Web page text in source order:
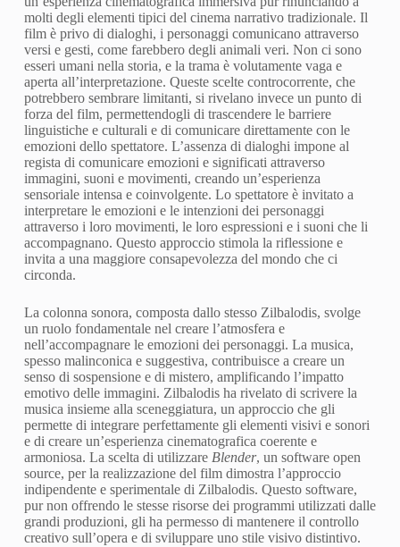
molti degli elementi tipici del cinema narrativo tradizionale. Il
film è privo di dialoghi, i personaggi comunicano attraverso
versi e gesti, come farebbero degli animali veri. Non ci sono
esseri umani nella storia, e la trama è volutamente vaga e
aperta all’interpretazione. Queste scelte controcorrente, che
potrebbero sembrare limitanti, si rivelano invece un punto di
forza del film, permettendogli di trascendere le barriere
linguistiche e culturali e di comunicare direttamente con le
emozioni dello spettatore. L’assenza di dialoghi impone al
regista di comunicare emozioni e significati attraverso
immagini, suoni e movimenti, creando un’esperienza
sensoriale intensa e coinvolgente. Lo spettatore è invitato a
interpretare le emozioni e le intenzioni dei personaggi
attraverso i loro movimenti, le loro espressioni e i suoni che li
accompagnano. Questo approccio stimola la riflessione e
invita a una maggiore consapevolezza del mondo che ci
circonda.
La colonna sonora, composta dallo stesso Zilbalodis, svolge
un ruolo fondamentale nel creare l’atmosfera e
nell’accompagnare le emozioni dei personaggi. La musica,
spesso malinconica e suggestiva, contribuisce a creare un
senso di sospensione e di mistero, amplificando l’impatto
emotivo delle immagini. Zilbalodis ha rivelato di scrivere la
musica insieme alla sceneggiatura, un approccio che gli
permette di integrare perfettamente gli elementi visivi e sonori
e di creare un’esperienza cinematografica coerente e
armoniosa. La scelta di utilizzare Blender, un software open
source, per la realizzazione del film dimostra l’approccio
indipendente e sperimentale di Zilbalodis. Questo software,
pur non offrendo le stesse risorse dei programmi utilizzati dalle
grandi produzioni, gli ha permesso di mantenere il controllo
creativo sull’opera e di sviluppare uno stile visivo distintivo.